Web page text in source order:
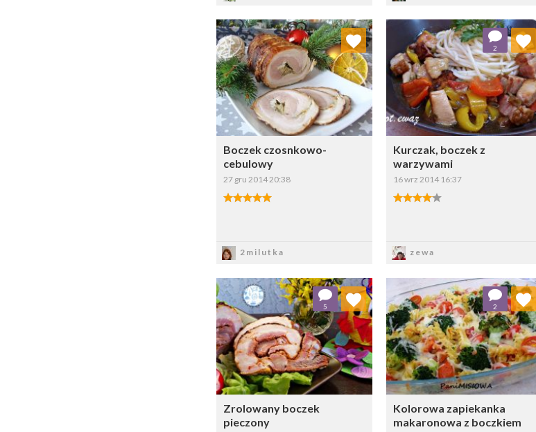
Boczek czosnkowo-
cebulowy
27 gru 2014 20:38
2milutka
Dodaj do ulubionych
Wybierz listę:
Kurczak, boczek z
warzywami
16 wrz 2014 16:37
zewa
2
Dodaj do ulubionych
Wybierz listę:
Zrolowany boczek
pieczony
5
Dodaj do ulubionych
Wybierz listę:
Kolorowa zapiekanka
makaronowa z boczkiem
2
Dodaj do ulubionych
Wybierz listę: